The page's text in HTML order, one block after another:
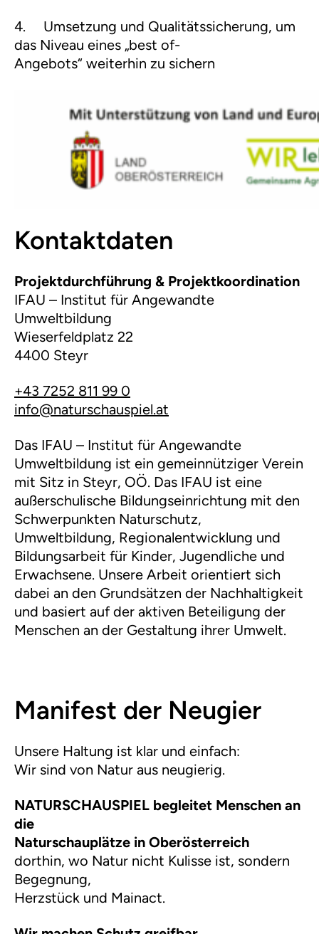
4. Umsetzung und Qualitätssicherung, um
das Niveau eines „best of-
Angebots“ weiterhin zu sichern
Kontaktdaten
Projektdurchführung & Projektkoordination
IFAU – Institut für Angewandte
Umweltbildung
Wieserfeldplatz 22
4400 Steyr
+43 7252 811 99 0
info@naturschauspiel.at
Das IFAU – Institut für Angewandte
Umweltbildung ist ein gemeinnütziger Verein
mit Sitz in Steyr, OÖ. Das IFAU ist eine
außerschulische Bildungseinrichtung mit den
Schwerpunkten Naturschutz,
Umweltbildung, Regionalentwicklung und
Bildungsarbeit für Kinder, Jugendliche und
Erwachsene. Unsere Arbeit orientiert sich
dabei an den Grundsätzen der Nachhaltigkeit
und basiert auf der aktiven Beteiligung der
Menschen an der Gestaltung ihrer Umwelt.
Manifest der Neugier
Unsere Haltung ist klar und einfach:
Wir sind von Natur aus neugierig.
NATURSCHAUSPIEL begleitet Menschen an
die
Naturschauplätze in Oberösterreich
dorthin, wo Natur nicht Kulisse ist, sondern
Begegnung,
Herzstück und Mainact.